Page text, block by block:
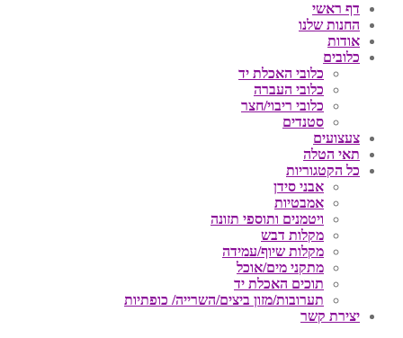
דף ראשי
החנות שלנו
אודות
כלובים
כלובי האכלת יד
כלובי העברה
כלובי ריבוי/חצר
סטנדים
צעצועים
תאי הטלה
כל הקטגוריות
אבני סידן
אמבטיות
ויטמנים ותוספי תזונה
מקלות דבש
מקלות שיוף/עמידה
מתקני מים/אוכל
תוכים האכלת יד
תערובות/מזון ביצים/השרייה/ כופתיות
יצירת קשר